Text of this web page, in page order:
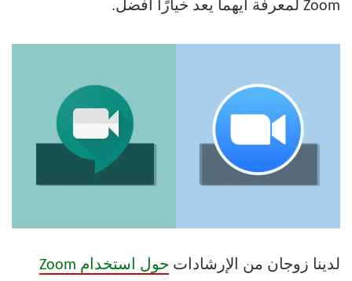
Zoom لمعرفة أيهما يعد خيارًا أفضل.
لدينا زوجان من الإرشادات حول استخدام Zoom